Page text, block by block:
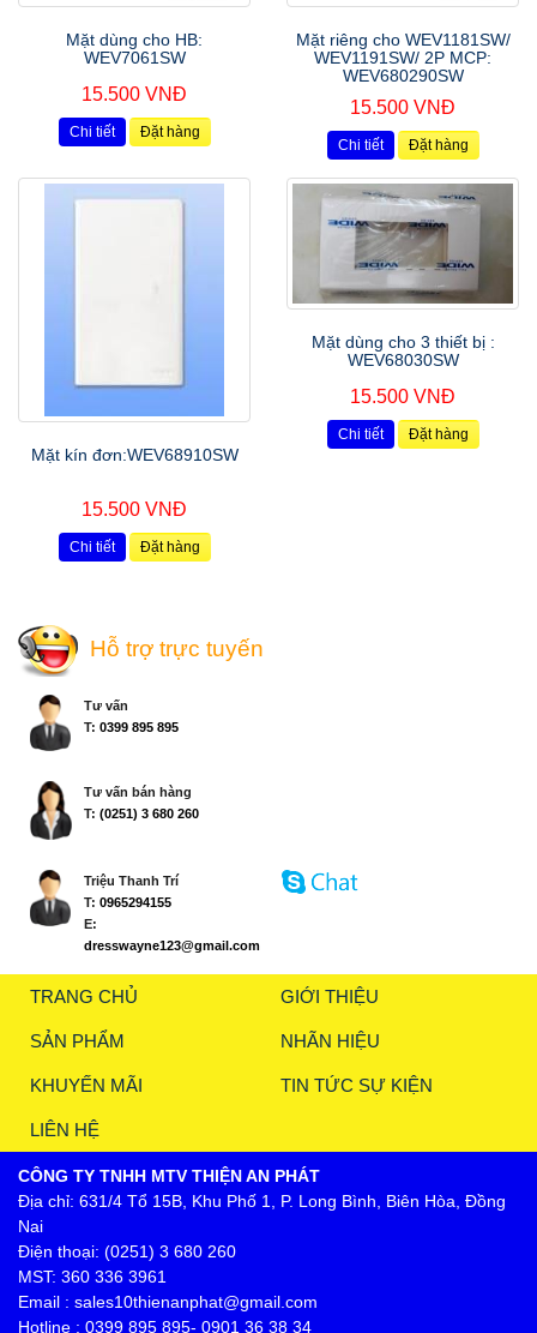
Mặt dùng cho HB:
WEV7061SW
15.500 VNĐ
Chi tiết Đặt hàng
Mặt riêng cho WEV1181SW/
WEV1191SW/ 2P MCP:
WEV680290SW
15.500 VNĐ
Chi tiết Đặt hàng
Mặt kín đơn:WEV68910SW
15.500 VNĐ
Chi tiết Đặt hàng
Mặt dùng cho 3 thiết bị :
WEV68030SW
15.500 VNĐ
Chi tiết Đặt hàng
Hỗ trợ trực tuyến
Tư vấn
T: 0399 895 895
Tư vấn bán hàng
T: (0251) 3 680 260
Triệu Thanh Trí
T: 0965294155
E:
dresswayne123@gmail.com
TRANG CHỦ GIỚI THIỆU
SẢN PHẨM NHÃN HIỆU
KHUYẾN MÃI TIN TỨC SỰ KIỆN
LIÊN HỆ
CÔNG TY TNHH MTV THIỆN AN PHÁT
Địa chỉ: 631/4 Tổ 15B, Khu Phố 1, P. Long Bình, Biên Hòa, Đồng
Nai
Điện thoại: (0251) 3 680 260
MST: 360 336 3961
Email : sales10thienanphat@gmail.com
Hotline : 0399 895 895- 0901 36 38 34